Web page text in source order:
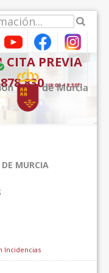
CITA PREVIA
830 (9:00-18:30*)
MURCIA
Incidencias